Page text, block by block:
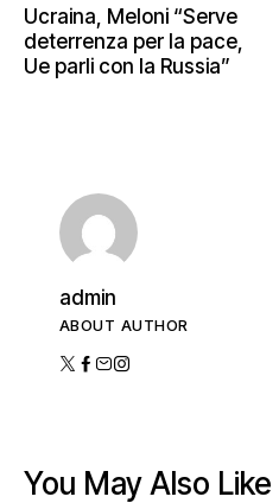
Ucraina, Meloni “Serve
deterrenza per la pace,
Ue parli con la Russia”
admin
ABOUT AUTHOR
You May Also Like